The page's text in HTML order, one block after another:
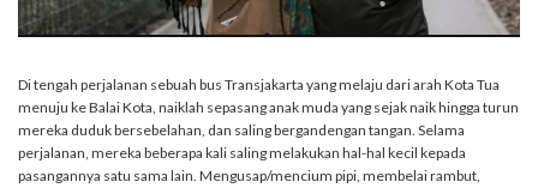
Di tengah perjalanan sebuah bus Transjakarta yang melaju dari arah Kota Tua
menuju ke Balai Kota, naiklah sepasang anak muda yang sejak naik hingga turun
mereka duduk bersebelahan, dan saling bergandengan tangan. Selama
perjalanan, mereka beberapa kali saling melakukan hal-hal kecil kepada
pasangannya satu sama lain. Mengusap/mencium pipi, membelai rambut,